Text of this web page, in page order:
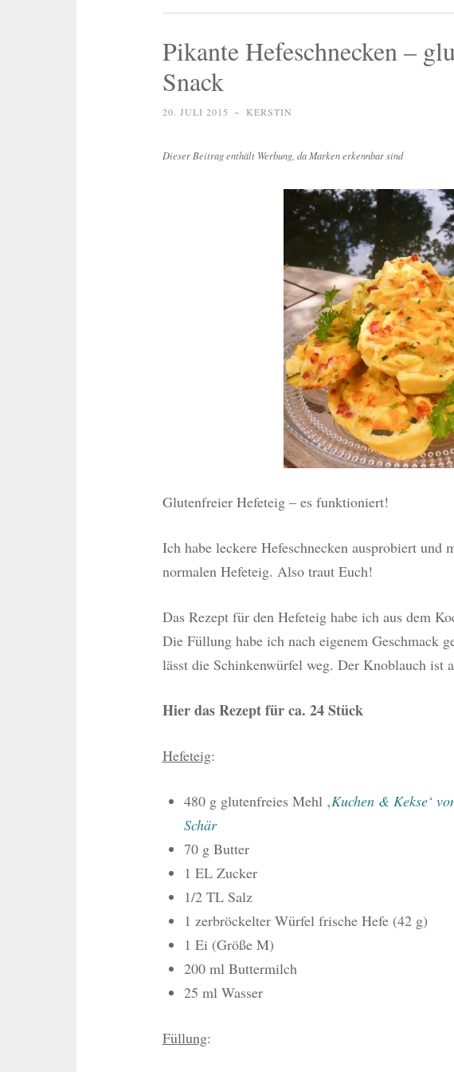
Pikante Hefeschnecken –
Snack
20. JULI 2015 ~ KERSTIN
Dieser Beitrag enthält Werbung, da Marken erkennbar sind
Glutenfreier Hefeteig – es funktioniert!
Ich habe leckere Hefeschnecken ausprobiert und
normalen Hefeteig. Also traut Euch!
Das Rezept für den Hefeteig habe ich aus dem
Die Füllung habe ich nach eigenem Geschmack
lässt die Schinkenwürfel weg. Der Knoblauch ist
Hier das Rezept für ca. 24 Stück
Hefeteig:
480 g glutenfreies Mehl ‚Kuchen & Kekse‘
Schär
70 g Butter
1 EL Zucker
1/2 TL Salz
1 zerbröckelter Würfel frische Hefe (42 g)
1 Ei (Größe M)
200 ml Buttermilch
25 ml Wasser
Füllung: